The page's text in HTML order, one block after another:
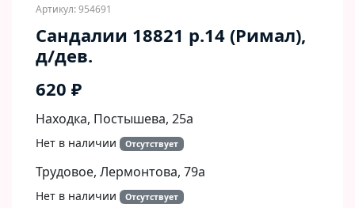
Артикул: 954691
Сандалии 18821 р.14 (Римал),
д/дев.
620 ₽
Находка, Постышева, 25а
Нет в наличии Отсутствует
Трудовое, Лермонтова, 79а
Нет в наличии Отсутствует